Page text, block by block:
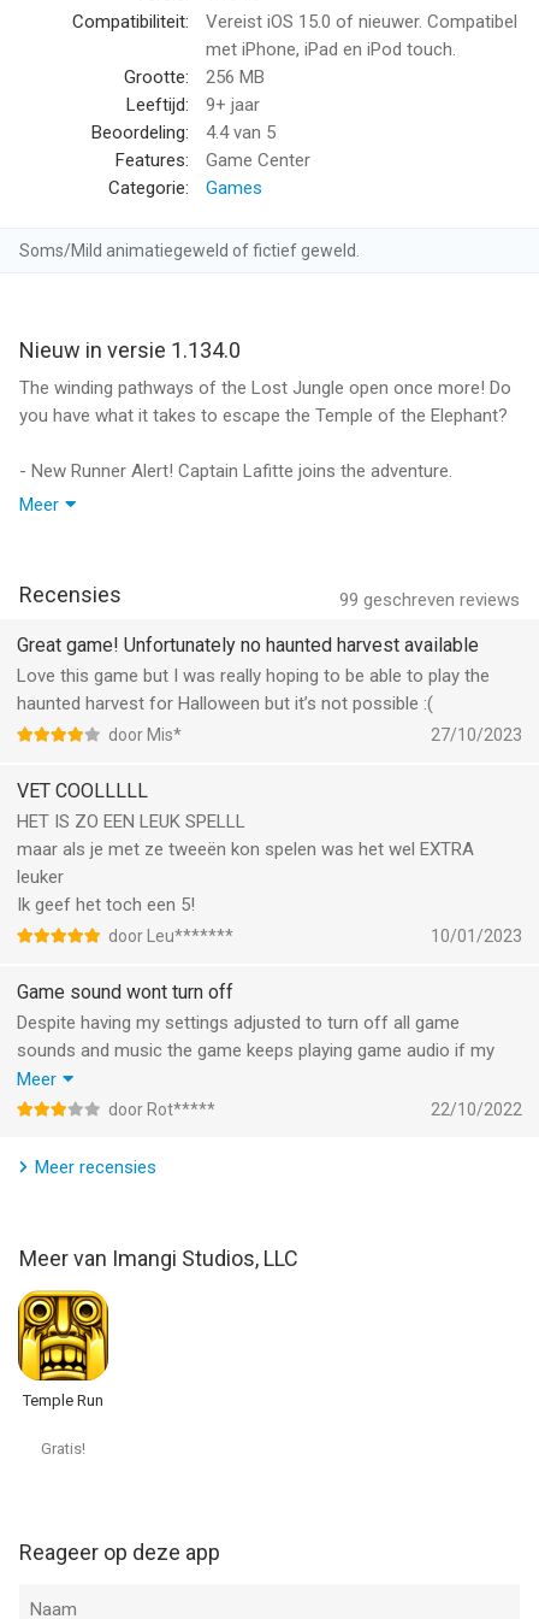
and intuitive controls, every run is a new challenge.
* Compete and Conquer: Challenge players worldwide in this
free offline game. Climb the leaderboard and prove you’re the
best runner in the world!
* Play Offline, Anytime: Enjoy endless fun even without an
internet connection. Temple Run 2 is perfect for gaming on the
Download Temple Run 2 Now!
enjoying the ultimate jungle adventure. Download now and join
Become a fan of Temple Run on Facebook:
Follow Temple Run on Twitter:
--
Temple Run 2: Endless Escape van Imangi Studios, LLC is een
app voor iPhone, iPad en iPod touch met iOS versie 15.0 of
hoger, geschikt bevonden voor gebruikers met leeftijden vanaf
9 jaar.
Informatie voor Temple Run 2: Endless Escapeis het laatst
vergeleken op 8 Aug om 20:54.
Compatibiliteit:
Vereist iOS 15.0 of nieuwer. Compatibel
met iPhone, iPad en iPod touch.
Grootte:
256 MB
Leeftijd:
9+ jaar
Beoordeling:
4.4van 5
Features:
Game Center
Categorie:
Games
Soms/Mild animatiegeweld of fictief geweld.
Nieuw in versie 1.134.0
The winding pathways of the Lost Jungle open once more! Do
you have what it takes to escape the Temple of the Elephant?
- New Runner Alert! Captain Lafitte joins the adventure.
- Collect the Cool Sunglasses Bundle featuring 6 stylish new
looks.
- Fan-favorite runners return! Play as Isaac Aku, Mingati,
Naeku, and more.
- Complete Global Challenges and earn epic rewards.
How far can you run?
Meer
99 geschreven reviews
Recensies
Great game! Unfortunately no haunted harvest available
Love this game but I was really hoping to be able to play the
haunted harvest for Halloween but it’s not possible :(
door Mis* 27/10/2023
VET COOLLLLL
HET IS ZO EEN LEUK SPELLL
maar als je met ze tweeën kon spelen was het wel EXTRA
leuker
Ik geef het toch een 5!
door Leu******* 10/01/2023
Game sound wont turn off
Despite having my settings adjusted to turn off all game
sounds and music the game keeps playing game audio if my
device audio is on.
So if im listening to music while playing the game, it keeps
song
Meer
door Rot***** 22/10/2022
Meer recensies
Meer van Imangi Studios, LLC
Temple Run
Gratis!
Reageer op deze app